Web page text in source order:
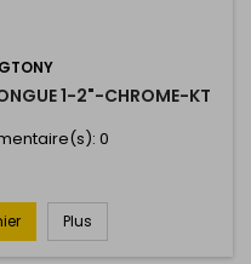
1-2"-CHROME-KT
0
Plus